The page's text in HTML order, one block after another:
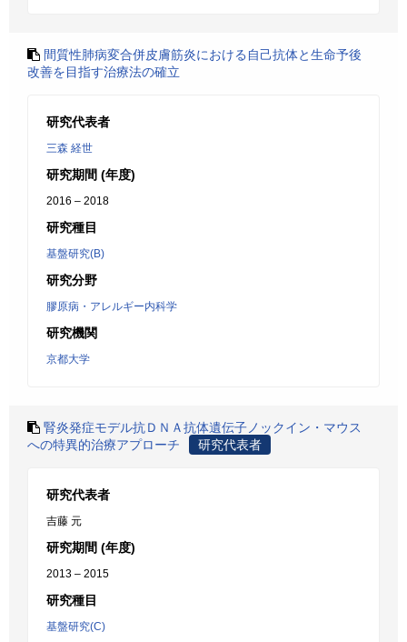
間質性肺病変合併皮膚筋炎における自己抗体と生命予後
改善を目指す治療法の確立
研究代表者
三森 経世
研究期間 (年度)
2016 – 2018
研究種目
基盤研究(B)
研究分野
膠原病・アレルギー内科学
研究機関
京都大学
腎炎発症モデル抗ＤＮＡ抗体遺伝子ノックイン・マウス
への特異的治療アプローチ
研究代表者
研究代表者
吉藤 元
研究期間 (年度)
2013 – 2015
研究種目
基盤研究(C)